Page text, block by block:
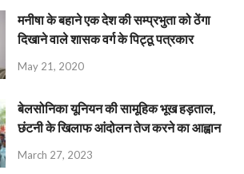
मनीषा के बहाने एक देश की सम्प्रभुता को ठेंगा
दिखाने वाले शासक वर्ग के पिट्ठू पत्रकार
May 21, 2020
बेलसोनिका यूनियन की सामूहिक भूख हड़ताल,
छंटनी के खिलाफ आंदोलन तेज करने का आह्वान
March 27, 2023